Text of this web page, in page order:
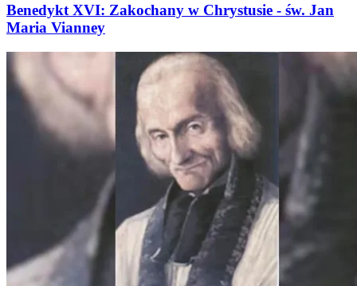
Benedykt XVI: Zakochany w Chrystusie - św. Jan
Maria Vianney